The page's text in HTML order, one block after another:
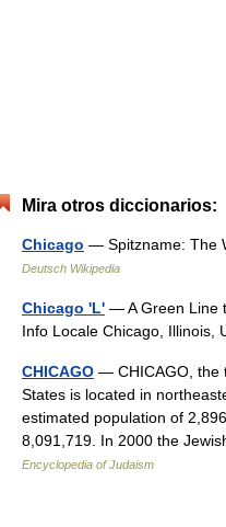
Mira otros diccionarios:
Chicago — Spitzname: The
Deutsch Wikipedia
Chicago 'L' — A Green Line
Info Locale Chicago,
CHICAGO — CHICAGO, the
States is located in
estimated population of
8,091,719. In 2000 the
Encyclopedia of Judaism